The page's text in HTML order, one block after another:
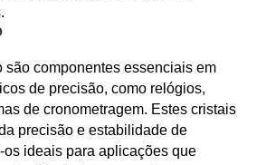
são componentes essenciais em
de precisão, como relógios,
de cronometragem. Estes cristais
precisão e estabilidade de
ideais para aplicações que